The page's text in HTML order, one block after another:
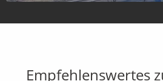
Empfehlenswertes